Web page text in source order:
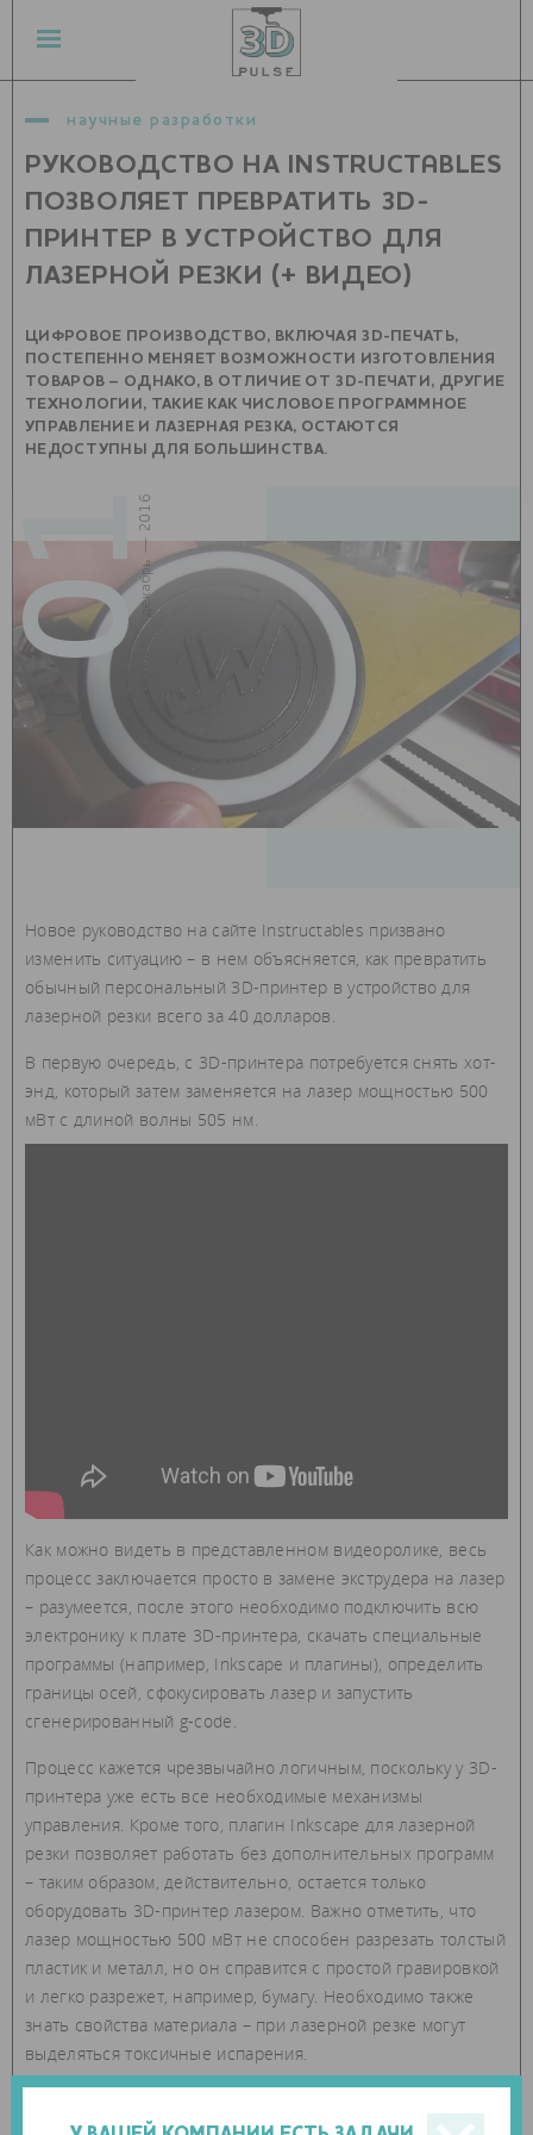
научные разработки
РУКОВОДСТВО НА INSTRUCTABLES
ПОЗВОЛЯЕТ ПРЕВРАТИТЬ 3D-
ПРИНТЕР В УСТРОЙСТВО ДЛЯ
ЛАЗЕРНОЙ РЕЗКИ (+ ВИДЕО)
ЦИФРОВОЕ ПРОИЗВОДСТВО, ВКЛЮЧАЯ 3D-ПЕЧАТЬ,
ПОСТЕПЕННО МЕНЯЕТ ВОЗМОЖНОСТИ ИЗГОТОВЛЕНИЯ
ТОВАРОВ – ОДНАКО, В ОТЛИЧИЕ ОТ 3D-ПЕЧАТИ, ДРУГИЕ
ТЕХНОЛОГИИ, ТАКИЕ КАК ЧИСЛОВОЕ ПРОГРАММНОЕ
УПРАВЛЕНИЕ И ЛАЗЕРНАЯ РЕЗКА, ОСТАЮТСЯ
НЕДОСТУПНЫ ДЛЯ БОЛЬШИНСТВА.
01
декабрь — 2016
Новое руководство на сайте Instructables призвано
изменить ситуацию – в нем объясняется, как превратить
обычный персональный 3D-принтер в устройство для
лазерной резки всего за 40 долларов.
В первую очередь, с 3D-принтера потребуется снять хот-
энд, который затем заменяется на лазер мощностью 500
мВт с длиной волны 505 нм.
Как можно видеть в представленном видеоролике, весь
процесс заключается просто в замене экструдера на лазер
– разумеется, после этого необходимо подключить всю
электронику к плате 3D-принтера, скачать специальные
программы (например, Inkscape и плагины), определить
границы осей, сфокусировать лазер и запустить
сгенерированный g-code.
Процесс кажется чрезвычайно логичным, поскольку у 3D-
принтера уже есть все необходимые механизмы
управления. Кроме того, плагин Inkscape для лазерной
резки позволяет работать без дополнительных программ
– таким образом, действительно, остается только
оборудовать 3D-принтер лазером. Важно отметить, что
лазер мощностью 500 мВт не способен разрезать толстый
пластик и металл, но он справится с простой гравировкой
и легко разрежет, например, бумагу. Необходимо также
знать свойства материала – при лазерной резке могут
выделяться токсичные испарения.